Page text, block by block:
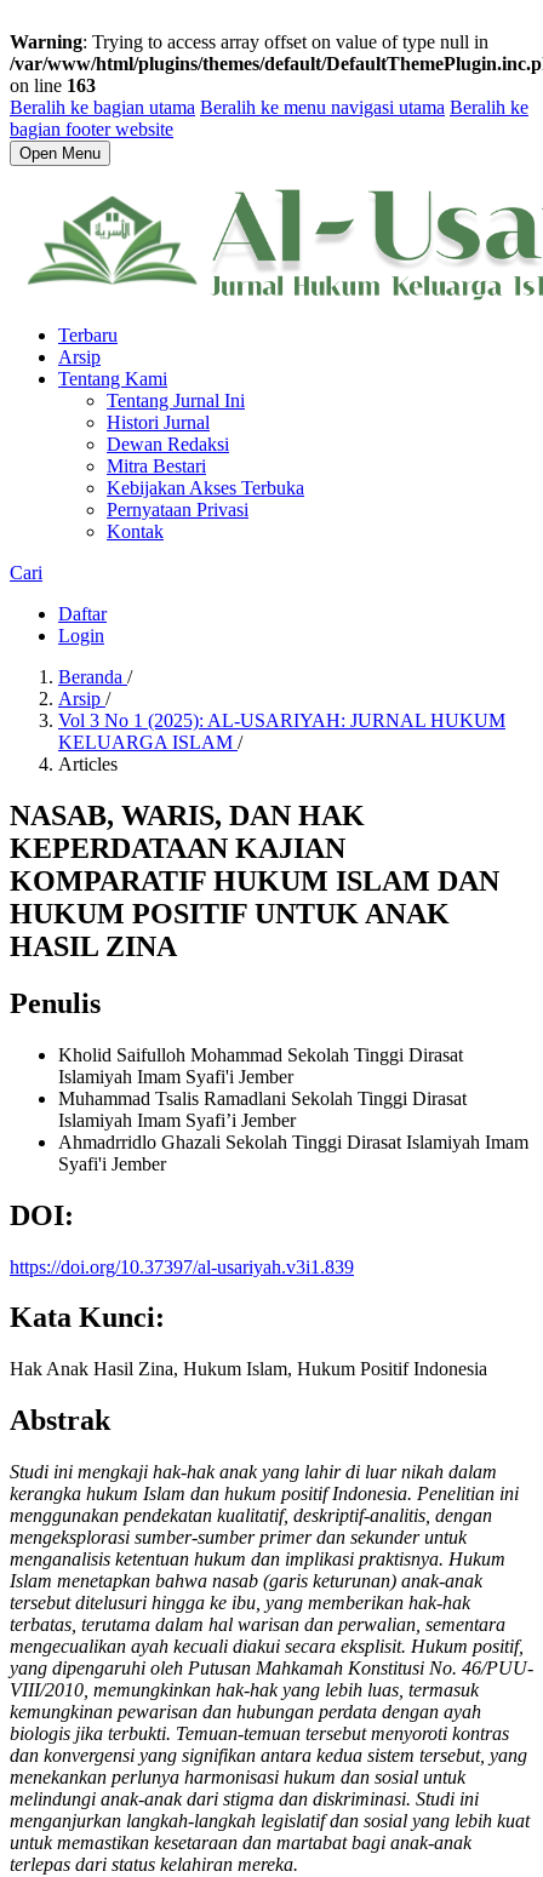
Warning: Trying to access array offset on value of type null in
/var/www/html/plugins/themes/default/
on line 163
Beralih ke bagian utama Beralih ke menu navigasi utama Beralih ke
bagian footer website
Open Menu
Terbaru
Arsip
Tentang Kami
Tentang Jurnal Ini
Histori Jurnal
Dewan Redaksi
Mitra Bestari
Kebijakan Akses Terbuka
Pernyataan Privasi
Kontak
Cari
Daftar
Login
Beranda /
Arsip /
Vol 3 No 1 (2025): AL-USARIYAH: JURNAL HUKUM
KELUARGA ISLAM /
Articles
NASAB, WARIS, DAN HAK
KEPERDATAAN KAJIAN
KOMPARATIF HUKUM ISLAM DAN
HUKUM POSITIF UNTUK ANAK
HASIL ZINA
Penulis
Kholid Saifulloh Mohammad Sekolah Tinggi Dirasat
Islamiyah Imam Syafi'i Jember
Muhammad Tsalis Ramadlani Sekolah Tinggi Dirasat
Islamiyah Imam Syafi’i Jember
Ahmadrridlo Ghazali Sekolah Tinggi Dirasat Islamiyah Imam
Syafi'i Jember
DOI:
https://doi.org/10.37397/al-usariyah.v3i1.839
Kata Kunci:
Hak Anak Hasil Zina, Hukum Islam, Hukum Positif Indonesia
Abstrak
Studi ini mengkaji hak-hak anak yang lahir di luar nikah dalam
kerangka hukum Islam dan hukum positif Indonesia. Penelitian ini
menggunakan pendekatan kualitatif, deskriptif-analitis, dengan
mengeksplorasi sumber-sumber primer dan sekunder untuk
menganalisis ketentuan hukum dan implikasi praktisnya. Hukum
Islam menetapkan bahwa nasab (garis keturunan) anak-anak
tersebut ditelusuri hingga ke ibu, yang memberikan hak-hak
terbatas, terutama dalam hal warisan dan perwalian, sementara
mengecualikan ayah kecuali diakui secara eksplisit. Hukum positif,
yang dipengaruhi oleh Putusan Mahkamah Konstitusi No. 46/PUU-
VIII/2010, memungkinkan hak-hak yang lebih luas, termasuk
kemungkinan pewarisan dan hubungan perdata dengan ayah
biologis jika terbukti. Temuan-temuan tersebut menyoroti kontras
dan konvergensi yang signifikan antara kedua sistem tersebut, yang
menekankan perlunya harmonisasi hukum dan sosial untuk
melindungi anak-anak dari stigma dan diskriminasi. Studi ini
menganjurkan langkah-langkah legislatif dan sosial yang lebih kuat
untuk memastikan kesetaraan dan martabat bagi anak-anak
terlepas dari status kelahiran mereka.